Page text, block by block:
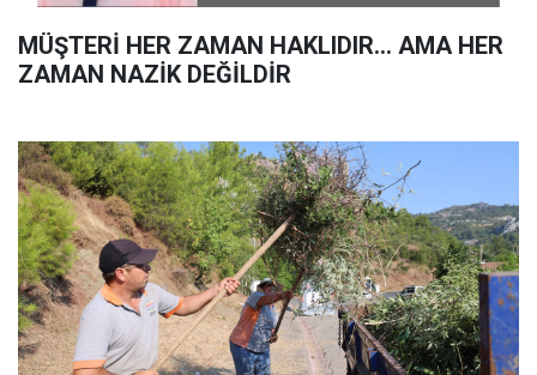
MÜŞTERİ HER ZAMAN HAKLIDIR… AMA HER
ZAMAN NAZİK DEĞİLDİR